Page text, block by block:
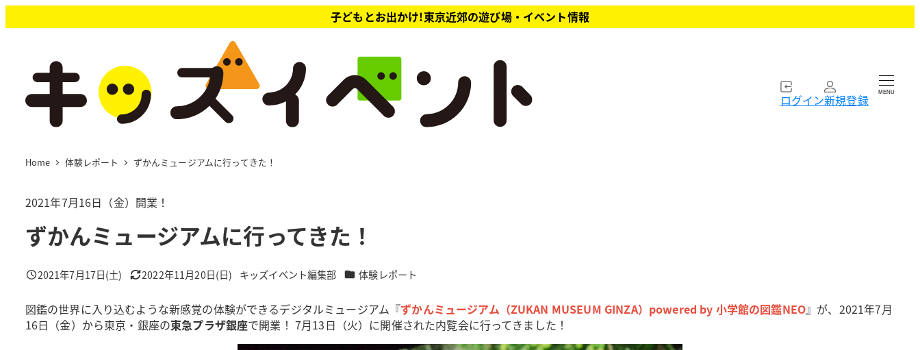
イ
子どもとお出かけ!東京近郊の遊び場・イベント情報
ログイン新規登録 MENU
Home 体験レポート ずかんミュージアムに行ってきた！
2021年7月16日（金）開業！
ずかんミュージアムに行ってきた！
投稿日
2021年7月17日(土) 更新日
2022年11月20日(日)
著
キッズイベント編集部 カテゴリー
体験レポート
図鑑の世界に入り込むような新感覚の体験ができるデジタルミュージアム『ずかんミュージアム（ZUKAN MUSEUM GINZA）powered by 小学館の図鑑NEO』が、2021年7月
16日（金）から東京・銀座の東急プラザ銀座で開業！ 7月13日（火）に開催された内覧会に行ってきました！